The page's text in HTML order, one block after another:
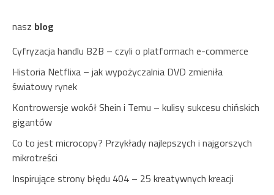
nasz blog
Cyfryzacja handlu B2B – czyli o platformach e-commerce
Historia Netflixa – jak wypożyczalnia DVD zmieniła
światowy rynek
Kontrowersje wokół Shein i Temu – kulisy sukcesu chińskich
gigantów
Co to jest microcopy? Przykłady najlepszych i najgorszych
mikrotreści
Inspirujące strony błędu 404 – 25 kreatywnych kreacji